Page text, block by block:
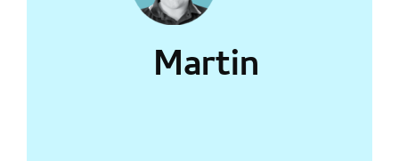
Martin